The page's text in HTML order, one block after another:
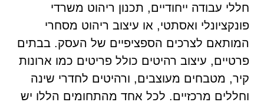
חללי עבודה ייחודיים, תכנון ריהוט משרדי
פונקציונלי ואסתטי, או עיצוב ריהוט מסחרי
המותאם לצרכים הספציפיים של העסק. בבתים
פרטיים, עיצוב רהיטים כולל פריטים כמו ארונות
קיר, מטבחים מעוצבים, ורהיטים לחדרי שינה
וחללים מרכזיים. לכל אחד מהתחומים הללו יש